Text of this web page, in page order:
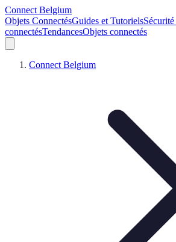
Connect Belgium
Objets ConnectésGuides et Tutoriels
connectésTendancesObjets connectés
Connect Belgium